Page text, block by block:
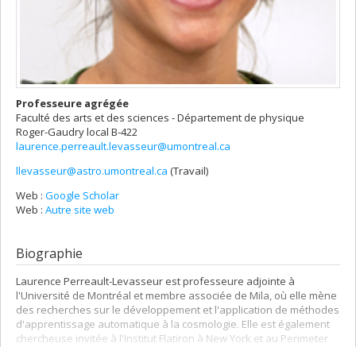
Professeure agrégée
Faculté des arts et des sciences - Département de physique
Roger-Gaudrylocal B-422
laurence.perreault.levasseur@umontreal.ca
llevasseur@astro.umontreal.ca (Travail)
Web : Google Scholar
Web : Autre site web
Biographie
Laurence Perreault-Levasseur est professeure adjointe à
l'Université de Montréal et membre associée de Mila, où elle mène
des recherches sur le développement et l'application de méthodes
d'apprentissage automatique à la cosmologie. Elle est également
chercheuse invitée à l'Institut Flatiron à New York et au Perimeter